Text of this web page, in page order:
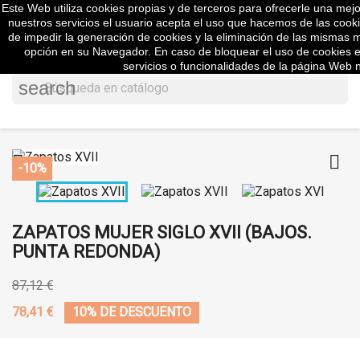

search
-10%
 
ZAPATOS MUJER SIGLO XVII (BAJOS.
PUNTA REDONDA)
87,12 €
78,41 €
10% DE DESCUENTO
Este Web utiliza cookies propias y de terceros para ofrecerle una
nuestros servicios el usuario acepta el uso que hacemos de las
de impedir la generación de cookies y la eliminación de las mismas
opción en su Navegador. En caso de bloquear el uso de cookies
servicios o funcionalidades de la página Web